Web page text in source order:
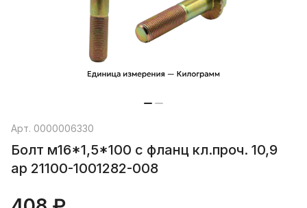
Арт. 0000006330
Болт м16*1,5*100 с фланц кл.проч. 10,9
ар 21100-1001282-008